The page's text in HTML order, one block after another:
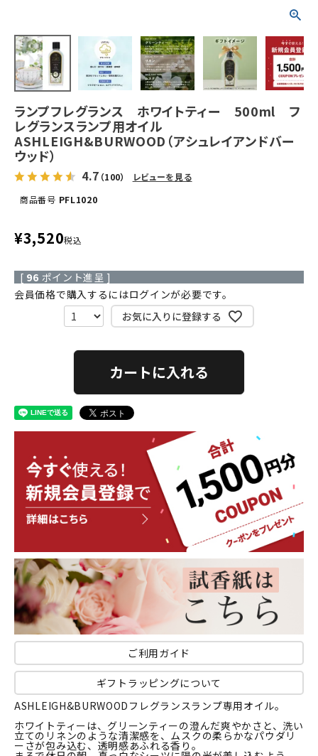
ランプフレグランス ホワイトティー 500ml フ
レグランスランプ用オイル
ASHLEIGH&BURWOOD（アシュレイアンドバー
ウッド）
4.7 （100）
レビューを見る
商品番号 PFL1020
¥3,520税込
[ 96 ポイント進呈 ]
会員価格で購入するにはログインが必要です。
お気に入りに登録する
カートに入れる
ご利用ガイド
ギフトラッピングについて
ASHLEIGH&BURWOODフレグランスランプ専用オイル。
ホワイトティーは、グリーンティーの澄んだ爽やかさと、洗い
立てのリネンのような清潔感を、ムスクの柔らかなパウダリ
ーさが包み込む、透明感あふれる香り。